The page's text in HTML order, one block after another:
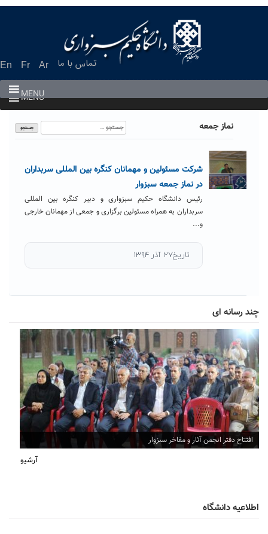
En Fr Ar تماس با ما
MENU
MENU
نماز جمعه
جستجو
برای:
شرکت مسئولین و مهمانان کنگره بین المللی سربداران
در نماز جمعه سبزوار
رئیس دانشگاه حکیم سبزواری و دبیر کنگره بین المللی
سربداران به همراه مسئولین برگزاری و جمعی از مهمانان خارجی
و...
تاریخ۲۷ آذر ۱۳۹۴
چند رسانه ای
افتتاح دفتر انجمن آثار و مفاخر سبزوار
آرشیو
اطلاعیه دانشگاه